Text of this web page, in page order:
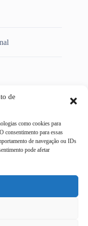
de
como cookies para
consentimento para essas
de navegação ou IDs
pode afetar
ENGATE RAPIDO